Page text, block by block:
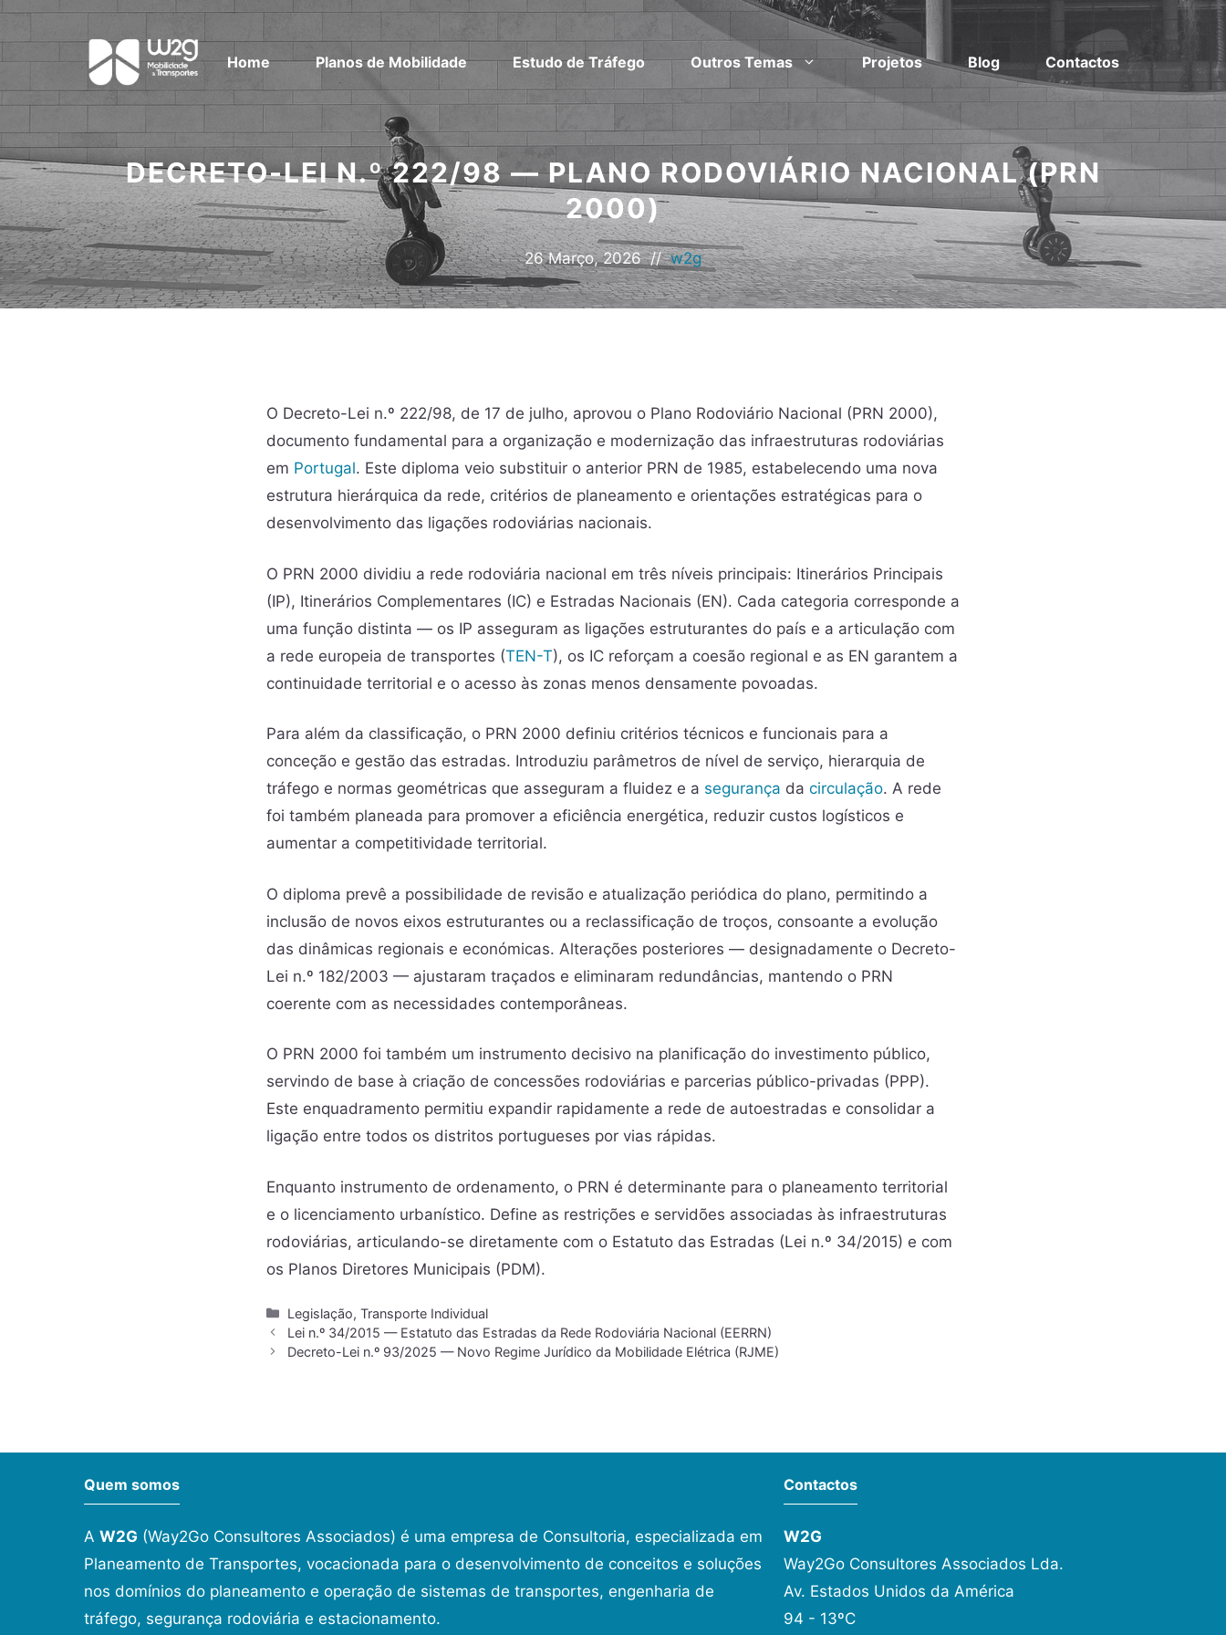
Home Planos de Mobilidade Estudo de Tráfego Outros Temas Projetos Blog Contactos
DECRETO-LEI N.º 222/98 — PLANO RODOVIÁRIO NACIONAL (PRN
2000)
26 Março, 2026 // w2g
O Decreto-Lei n.º 222/98, de 17 de julho, aprovou o Plano Rodoviário Nacional (PRN 2000),
documento fundamental para a organização e modernização das infraestruturas rodoviárias
em Portugal. Este diploma veio substituir o anterior PRN de 1985, estabelecendo uma nova
estrutura hierárquica da rede, critérios de planeamento e orientações estratégicas para o
desenvolvimento das ligações rodoviárias nacionais.
O PRN 2000 dividiu a rede rodoviária nacional em três níveis principais: Itinerários Principais
(IP), Itinerários Complementares (IC) e Estradas Nacionais (EN). Cada categoria corresponde a
uma função distinta — os IP asseguram as ligações estruturantes do país e a articulação com
a rede europeia de transportes (TEN-T), os IC reforçam a coesão regional e as EN garantem a
continuidade territorial e o acesso às zonas menos densamente povoadas.
Para além da classificação, o PRN 2000 definiu critérios técnicos e funcionais para a
conceção e gestão das estradas. Introduziu parâmetros de nível de serviço, hierarquia de
tráfego e normas geométricas que asseguram a fluidez e a segurança da circulação. A rede
foi também planeada para promover a eficiência energética, reduzir custos logísticos e
aumentar a competitividade territorial.
O diploma prevê a possibilidade de revisão e atualização periódica do plano, permitindo a
inclusão de novos eixos estruturantes ou a reclassificação de troços, consoante a evolução
das dinâmicas regionais e económicas. Alterações posteriores — designadamente o Decreto-
Lei n.º 182/2003 — ajustaram traçados e eliminaram redundâncias, mantendo o PRN
coerente com as necessidades contemporâneas.
O PRN 2000 foi também um instrumento decisivo na planificação do investimento público,
servindo de base à criação de concessões rodoviárias e parcerias público-privadas (PPP).
Este enquadramento permitiu expandir rapidamente a rede de autoestradas e consolidar a
ligação entre todos os distritos portugueses por vias rápidas.
Enquanto instrumento de ordenamento, o PRN é determinante para o planeamento territorial
e o licenciamento urbanístico. Define as restrições e servidões associadas às infraestruturas
rodoviárias, articulando-se diretamente com o Estatuto das Estradas (Lei n.º 34/2015) e com
os Planos Diretores Municipais (PDM).
Legislação,Transporte Individual
Lei n.º 34/2015 — Estatuto das Estradas da Rede Rodoviária Nacional (EERRN)
Decreto-Lei n.º 93/2025 — Novo Regime Jurídico da Mobilidade Elétrica (RJME)
Quem somos
A W2G (Way2Go Consultores Associados) é uma empresa de Consultoria, especializada em
Planeamento de Transportes, vocacionada para o desenvolvimento de conceitos e soluções
nos domínios do planeamento e operação de sistemas de transportes, engenharia de
tráfego, segurança rodoviária e estacionamento.
Contactos
W2G
Way2Go Consultores Associados Lda.
Av. Estados Unidos da América
94 - 13ºC